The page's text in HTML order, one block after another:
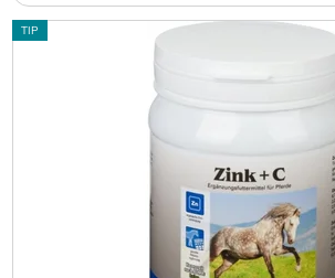
TIP